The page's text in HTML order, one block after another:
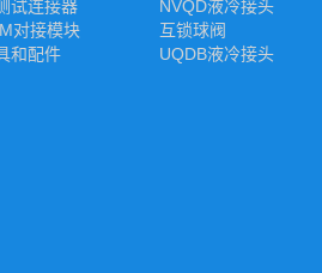
试连接器
对接模块
和配件
NVQD液冷接头
互锁球阀
UQDB液冷接头